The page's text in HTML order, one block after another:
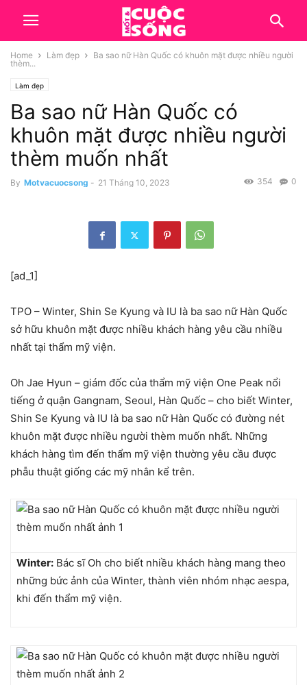
Home Làm đẹp
Ba sao nữ Hàn Quốc có khuôn mặt được nhiều người
thèm...
Làm đẹp
Ba sao nữ Hàn Quốc có
khuôn mặt được nhiều người
thèm muốn nhất
By Motvacuocsong - 21 Tháng 10, 2023 0
354
[ad_1]
TPO – Winter, Shin Se Kyung và IU là ba sao nữ Hàn Quốc
sở hữu khuôn mặt được nhiều khách hàng yêu cầu nhiều
nhất tại thẩm mỹ viện.
Oh Jae Hyun – giám đốc của thẩm mỹ viện One Peak nổi
tiếng ở quận Gangnam, Seoul, Hàn Quốc – cho biết Winter,
Shin Se Kyung và IU là ba sao nữ Hàn Quốc có đường nét
khuôn mặt được nhiều người thèm muốn nhất. Những
khách hàng tìm đến thẩm mỹ viện thường yêu cầu được
phẫu thuật giống các mỹ nhân kể trên.
Winter: Bác sĩ Oh cho biết nhiều khách hàng mang theo
những bức ảnh của Winter, thành viên nhóm nhạc aespa,
khi đến thẩm mỹ viện.